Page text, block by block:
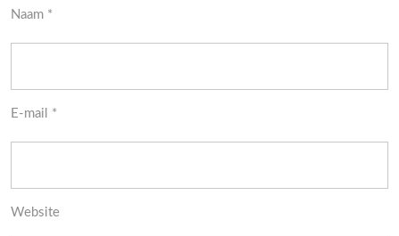
Naam *
E-mail *
Website